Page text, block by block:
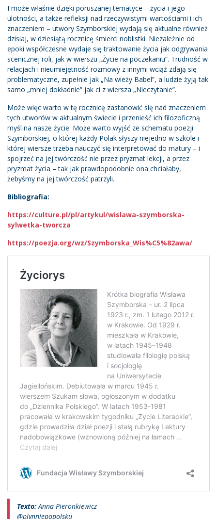
I może właśnie dzięki poruszanej tematyce – życia i jego
ulotności, a także refleksji nad rzeczywistymi wartościami i ich
znaczeniem – utwory Szymborskiej wydają się aktualne również
dzisiaj, w dziesiątą rocznicę śmierci noblistki. Niezależnie od
epoki współczesne wydaje się traktowanie życia jak odgrywania
scenicznej roli, jak w wierszu „Życie na poczekaniu”. Trudność w
relacjach i nieumiejętność rozmowy z innymi wciąż zdają się
problematyczne, zupełnie jak „Na wieży Babel”, a ludzie żyją tak
samo „mniej dokładnie” jak ci z wiersza „Nieczytanie”.
Może więc warto w tę rocznicę zastanowić się nad znaczeniem
tych utworów w aktualnym świecie i przenieść ich filozoficzną
myśl na nasze życie. Może warto wyjść ze schematu poezji
Szymborskiej, o której każdy Polak słyszy niejedno w szkole i
której wiersze trzeba nauczyć się interpretować do matury – i
spojrzeć na jej twórczość nie przez pryzmat lekcji, a przez
pryzmat życia – tak jak prawdopodobnie ona chciałaby,
żebyśmy na jej twórczość patrzyli.
Bibliografia:
https://culture.pl/pl/artykul/wislawa-szymborska-
sylwetka-tworcza
https://poezja.org/wz/Szymborska_Wis%C5%82awa/
Texto: Anna Pieronkiewicz
@plynniepopolsku